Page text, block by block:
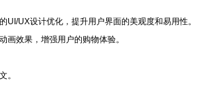
UI/UX设计优化，提升用户界面的美观度和易用性。
画效果，增强用户的购物体验。
。